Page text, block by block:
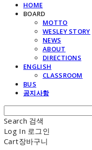
HOME
BOARD
MOTTO
WESLEY STORY
NEWS
ABOUT
DIRECTIONS
ENGLISH
CLASSROOM
BUS
공지사항
Search 검색
Log In 로그인
Cart장바구니